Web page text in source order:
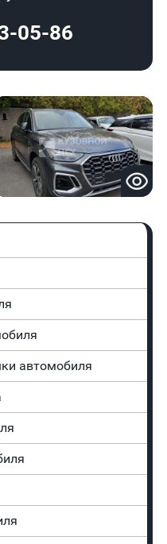
05-86
автомобиля